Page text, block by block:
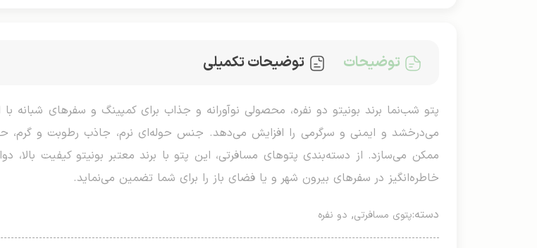
توضیحات توضیحات تکمیلی
می‌درخشد و ایمنی و سرگرمی را افزایش می‌دهد. جنس حوله‌ای نرم، جاذب رطوبت و
ممکن می‌سازد. از دسته‌بندی پتوهای مسافرتی، این پتو با برند معتبر بونیتو کیفیت
خاطره‌انگیز در سفرهای بیرون شهر و یا فضای باز را برای شما تضمین می‌نماید.
دسته:پتوی مسافرتی, دو نفره